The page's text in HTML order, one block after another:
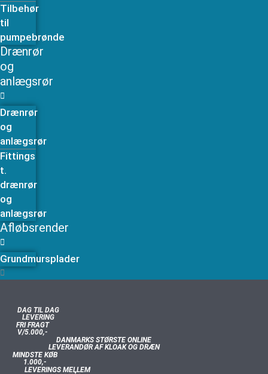
Tilbehør
til
pumpebrønde
Drænrør
og
anlægsrør
Drænrør
og
anlægsrør
Fittings
t.
drænrør
og
anlægsrør
Afløbsrender
Grundmursplader
DAG TIL DAG
LEVERING
FRI FRAGT
V/5.000,-
DANMARKS STØRSTE ONLINE
LEVERANDØR AF KLOAK OG DRÆN
MINDSTE KØB
1.000,-
LEVERINGS MELLEM